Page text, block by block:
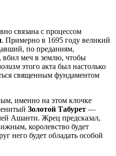
связана с процессом
. Примерно в 1695 году великий
по преданиям,
вбил меч в землю, чтобы
этого акта был настолько
священным фундаментом
именно на этом клочке
Золотой Табурет —
Ашанти. Жрец предсказал,
королевство будет
него будет обладать особой